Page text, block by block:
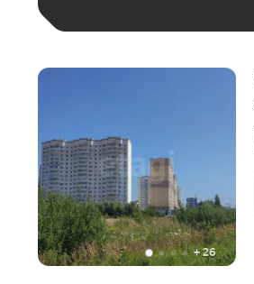
+26